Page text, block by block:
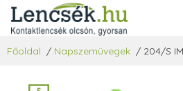
Főoldal / Napszemüvegek / 204/S